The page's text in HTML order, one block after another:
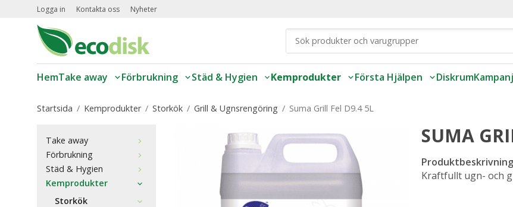
Logga in Kontakta oss Nyheter
HemTake away Förbrukning Städ & Hygien Kemprodukter Första Hjälpen Diskrum
Startsida / Kemprodukter / Storkök / Grill & Ugnsrengöring / Suma Grill Fel D9.4 5L
Take away
Förbrukning
Städ & Hygien
Kemprodukter
Storkök
SUMA
Kraftfullt ugn- och